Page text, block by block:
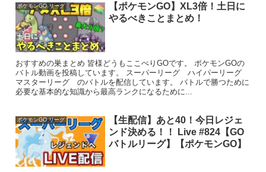
ポケモンGO リーグ
【ポケモンGO】XL3倍！土日に
やるべきことまとめ！
おすすめの巣まとめ 皆様どうもここぺりGOです。 ポケモンGOの
バトル動画を投稿しています。 スーパーリーグ ハイパーリーグ
マスターリーグ のバトルを配信しています。 バトルで勝つために
必要な基本的な知識から最高ランクになるために...
ポケモンGO リーグ
【生配信】あと40！今日レジェ
ンド決める！！ Live #824【GO
バトルリーグ】【ポケモンGO】